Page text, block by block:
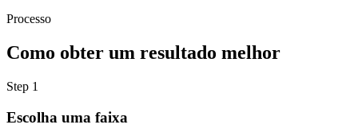
Processo
Como obter um resultado melhor
Step 1
Escolha uma faixa